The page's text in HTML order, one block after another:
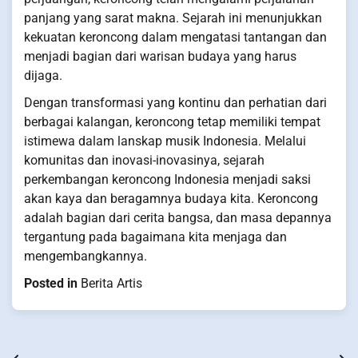
panjang yang sarat makna. Sejarah ini menunjukkan
kekuatan keroncong dalam mengatasi tantangan dan
menjadi bagian dari warisan budaya yang harus
dijaga.
Dengan transformasi yang kontinu dan perhatian dari
berbagai kalangan, keroncong tetap memiliki tempat
istimewa dalam lanskap musik Indonesia. Melalui
komunitas dan inovasi-inovasinya, sejarah
perkembangan keroncong Indonesia menjadi saksi
akan kaya dan beragamnya budaya kita. Keroncong
adalah bagian dari cerita bangsa, dan masa depannya
tergantung pada bagaimana kita menjaga dan
mengembangkannya.
Posted in Berita Artis